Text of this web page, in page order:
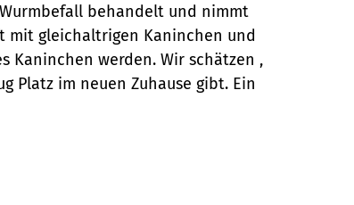
behandelt und nimmt
mit gleichaltrigen Kaninchen und
Kaninchen werden. Wir schätzen ,
Platz im neuen Zuhause gibt. Ein